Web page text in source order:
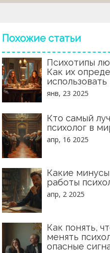
Похожие статьи
Психотипы
Как их
использовать
янв, 23 2025
Кто самый
психолог в
апр, 16 2025
Какие минусы
работы
апр, 2 2025
Как понять,
менять
опасные